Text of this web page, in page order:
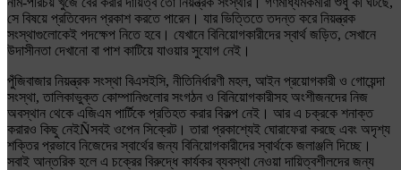
সে বিষয়ে প্রতিবেদন প্রকাশ করতে পারেন। যার ভিত্তিতে তদন্ত করে নিয়ন্ত্রক
সংস্থাগুলোকেই পদক্ষেপ নিতে হবে। যেখানে বিনিয়োগকারীদের স্বার্থ জড়িত, সেখানে
উদাসীনতা দেখানো বা পাশ কাটিয়ে যাওয়ার সুযোগ নেই।
পুঁজিবাজার নিয়ন্ত্রক সংস্থা বিএসইসি, নীতিনির্ধারণী মহল, আইন প্রয়োগকারী ও গোয়েন্দা
সংস্থা, তালিকাভুক্ত কোম্পানিগুলোর সংগঠন ও বিনিয়োগকারীসহ অংশীজনদের নিজ
অবস্থান থেকে এজিএম পার্টিকে প্রতিহত করার বিকল্প নেই। আর এ চক্রকে শনাক্ত
করারও কিছু নেইÑসবই ওপেন সিক্রেট। তারা প্রকাশ্যেই ঘোরাফেরা করছে এবং অদৃশ্য
শক্তির প্রভাবে নিজেদের স্বার্থের জন্য বিনিয়োগকারীদের স্বার্থকে জলাঞ্জলি দিচ্ছে।
সবাই আন্তরিক হলে এ চক্রের বিরুদ্ধে কার্যকর ব্যবস্থা নেওয়া দায়িত্বশীলদের জন্য